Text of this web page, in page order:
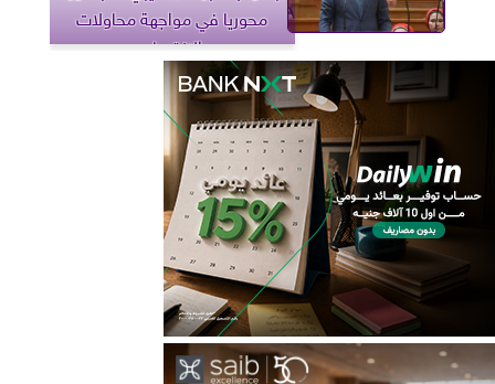
محوريا في مواجهة محاولات
الانقسام